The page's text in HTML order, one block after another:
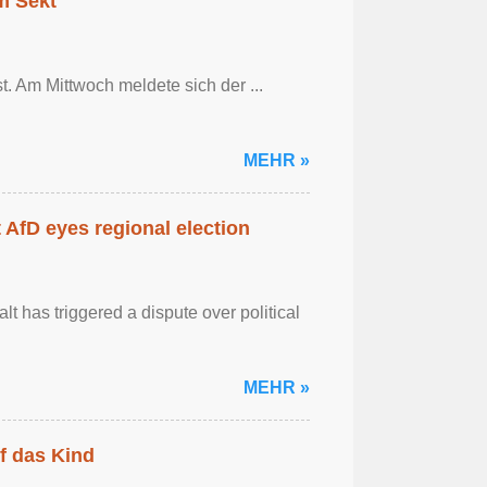
Am Mittwoch meldete sich der ...
MEHR »
eyes regional election
has triggered a dispute over political
MEHR »
das Kind